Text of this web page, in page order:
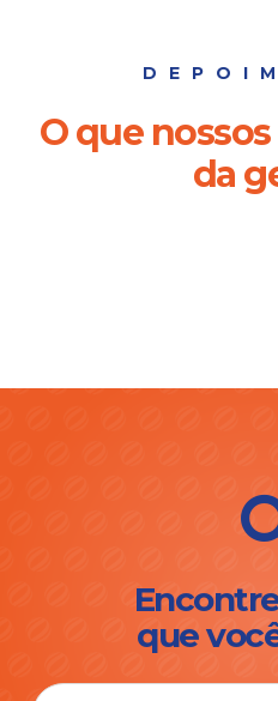
O que
da
que